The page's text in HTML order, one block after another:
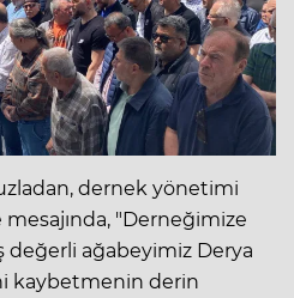
dernek yönetimi
mesajında, "Derneğimize
değerli ağabeyimiz Derya
kaybetmenin derin